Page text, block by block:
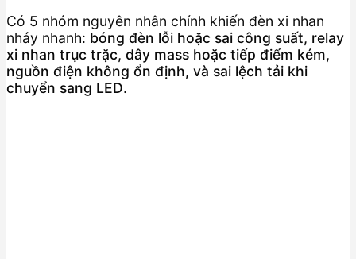
Có 5 nhóm nguyên nhân chính khiến đèn xi nhan
nháy nhanh: bóng đèn lỗi hoặc sai công suất, relay
xi nhan trục trặc, dây mass hoặc tiếp điểm kém,
nguồn điện không ổn định, và sai lệch tải khi
chuyển sang LED.